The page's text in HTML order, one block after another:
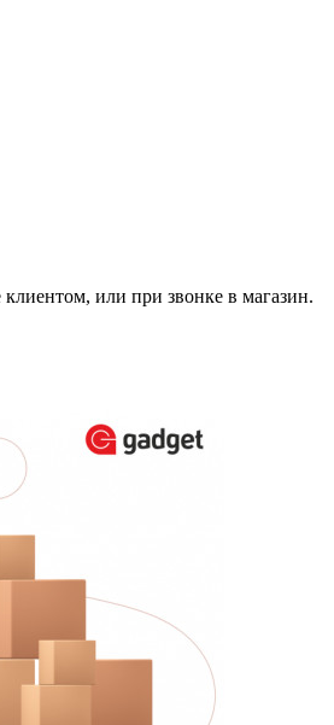
клиентом, или при звонке в магазин.